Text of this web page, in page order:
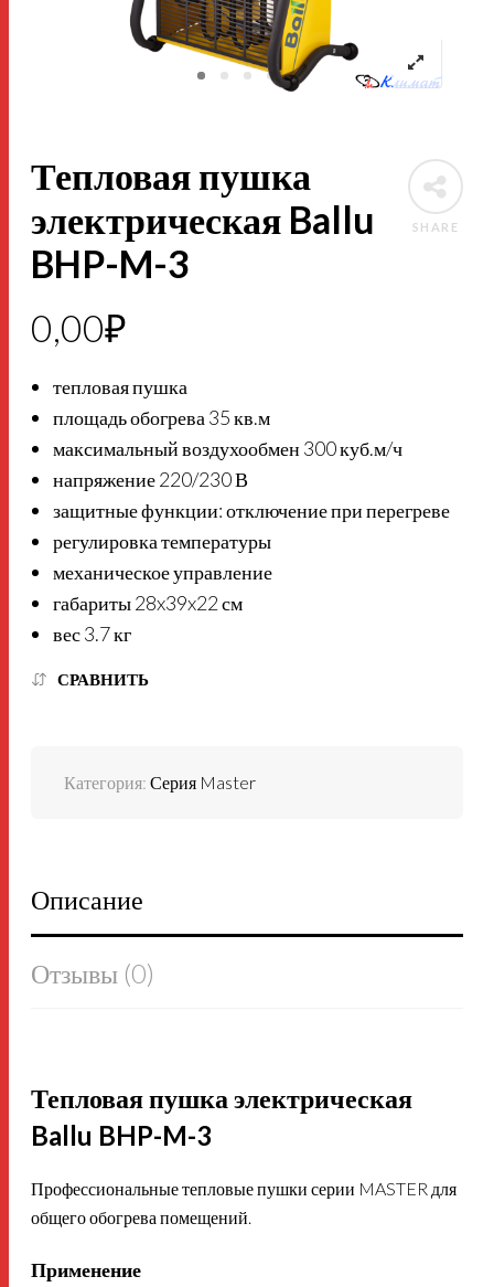
SHARE
Тепловая пушка
электрическая Ballu
BHP-M-3
0,00₽
тепловая пушка
площадь обогрева 35 кв.м
максимальный воздухообмен 300 куб.м/ч
напряжение 220/230 В
защитные функции: отключение при перегреве
регулировка температуры
механическое управление
габариты 28x39x22 см
вес 3.7 кг
СРАВНИТЬ
Категория:Серия Master
Описание
Отзывы (0)
Тепловая пушка электрическая
Ballu BHP-M-3
Профессиональные тепловые пушки серии MASTER для
общего обогрева помещений.
Применение